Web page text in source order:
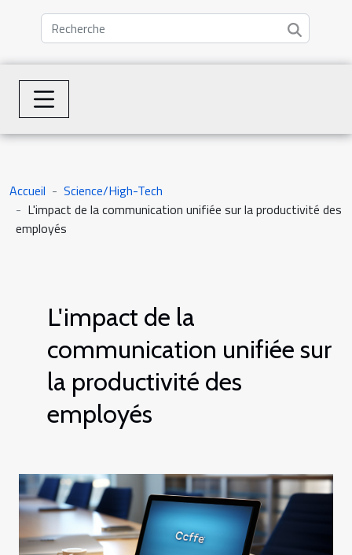
Accueil
Science/High-Tech
L'impact de la communication unifiée sur la productivité des
employés
L'impact de la
communication unifiée sur
la productivité des
employés